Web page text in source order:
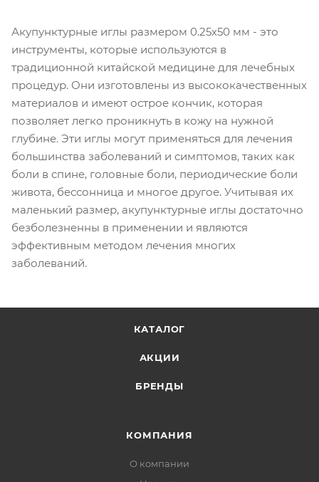
Акупунктурные иглы размером 0.25х50 мм - это
инструменты, которые используются в
традиционной китайской медицине для лечебных
процедур. Они изготовлены из высококачественных
материалов и имеют острое кончик, которая
позволяет легко проникнуть в кожу на нужной
глубине. Эти иглы могут применяться для лечения
большинства заболеваний и симптомов, таких как
боли в спине, головные боли, периодические боли
живота, бессонница и многое другое. Учитывая их
маленький размер, акупунктурные иглы достаточно
безболезненны в применении и являются
эффективным методом лечения многих
заболеваний.
КАТАЛОГ
АКЦИИ
БРЕНДЫ
КОМПАНИЯ
О компании